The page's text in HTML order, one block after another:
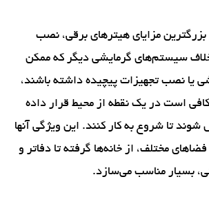
بزرگترین مزایای هیترهای برقی، نصب
سیستم‌های گرمایشی دیگر که ممکن
یا نصب تجهیزات پیچیده داشته باشند،
است در یک نقطه از محیط قرار داده
تا شروع به کار کنند. این ویژگی آنها
مختلف، از خانه‌ها گرفته تا دفاتر و
بسیار مناسب می‌سازد.